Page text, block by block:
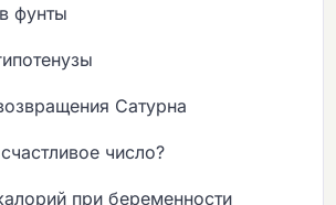
фунты
Сатурна
число?
при беременности